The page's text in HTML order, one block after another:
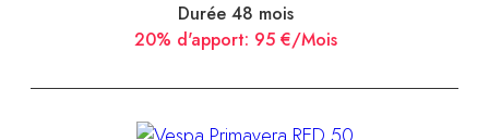
Durée 48 mois
20% d'apport: 95 €/Mois